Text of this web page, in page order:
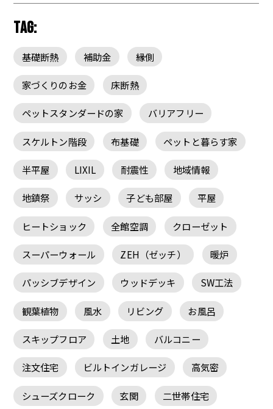
TAG:
基礎断熱 補助金 縁側
家づくりのお金 床断熱
ペットスタンダードの家 バリアフリー
スケルトン階段 布基礎 ペットと暮らす家
半平屋 LIXIL 耐震性 地域情報
地鎮祭 サッシ 子ども部屋 平屋
ヒートショック 全館空調 クローゼット
スーパーウォール ZEH（ゼッチ） 暖炉
パッシブデザイン ウッドデッキ SW工法
観葉植物 風水 リビング お風呂
スキップフロア 土地 バルコニー
注文住宅 ビルトインガレージ 高気密
シューズクローク 玄関 二世帯住宅